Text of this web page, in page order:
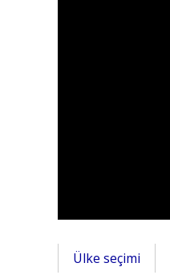
Ülke seçimi